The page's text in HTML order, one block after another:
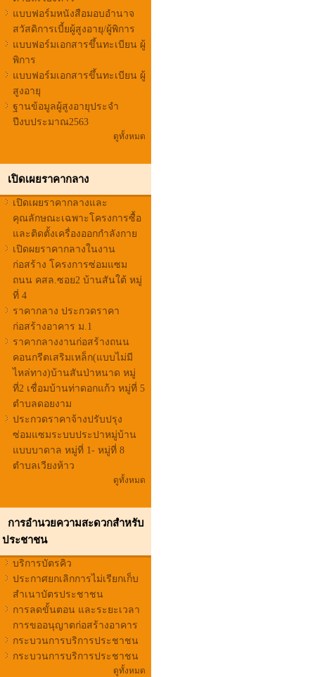
แบบฟอร์มหนังสือมอบอำนาจ
สวัสดิการเบี้ยผู้สูงอายุ/ผู้พิการ
แบบฟอร์มเอกสารขึ้นทะเบียน ผู้
พิการ
แบบฟอร์มเอกสารขึ้นทะเบียน ผู้
สูงอายุ
ฐานข้อมูลผู้สูงอายุประจำ
ปีงบประมาณ2563
ดูทั้งหมด
เปิดเผยราคากลาง
เปิดเผยราคากลางและ
คุณลักษณะเฉพาะโครงการซื้อ
และติดตั้งเครื่องออกกำลังกาย
เปิดผยราคากลางในงาน
ก่อสร้าง โครงการซ่อมแซม
ถนน คสล.ซอย2 บ้านสันใต้ หมู่
ที่ 4
ราคากลาง ประกวดราคา
ก่อสร้างอาคาร ม.1
ราคากลางงานก่อสร้างถนน
คอนกรีตเสริมเหล็ก(แบบไม่มี
ไหล่ทาง)บ้านสันป่าหนาด หมู่
ที่2 เชื่อมบ้านท่าดอกแก้ว หมู่ที่ 5
ตำบลดอยงาม
ประกวดราคาจ้างปรับปรุง
ซ่อมแซมระบบประปาหมู่บ้าน
แบบบาดาล หมู่ที่ 1- หมู่ที่ 8
ตำบลเวียงห้าว
ดูทั้งหมด
การอำนวยความสะดวกสำหรับ
ประชาชน
บริการบัตรคิว
ประกาศยกเลิกการไม่เรียกเก็บ
สำเนาบัตรประชาชน
การลดขั้นตอน และระยะเวลา
การขออนุญาตก่อสร้างอาคาร
กระบวนการบริการประชาชน
กระบวนการบริการประชาชน
ดูทั้งหมด